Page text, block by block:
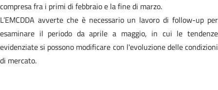
compresa fra i primi di febbraio e la fine di marzo.
L’EMCDDA avverte che è necessario un lavoro di follow-up per
esaminare il periodo da aprile a maggio, in cui le tendenze
evidenziate si possono modificare con l'evoluzione delle condizioni
di mercato.